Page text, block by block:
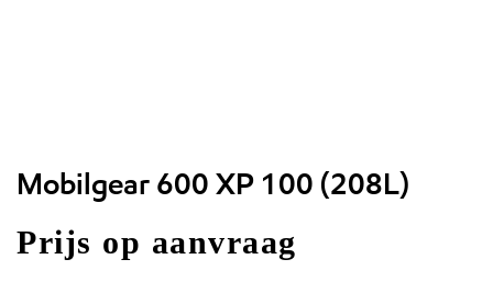
Mobilgear 600 XP 100 (208L)
Prijs op aanvraag